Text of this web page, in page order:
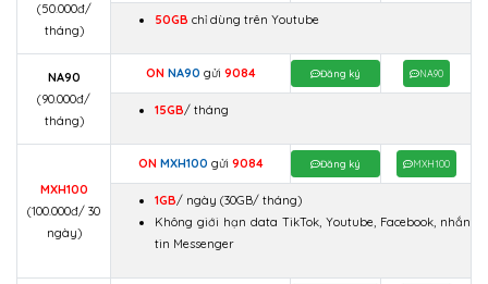
(50.000đ/
tháng)
50GB chỉ dùng trên Youtube
NA90
(90.000đ/
tháng)
ON NA90 gửi 9084 Đăng ký NA90
15GB/ tháng
MXH100
(100.000đ/ 30
ngày)
ON MXH100 gửi 9084 Đăng ký MXH100
1GB/ ngày (30GB/ tháng)
Không giới hạn data TikTok, Youtube, Facebook, nhắn
tin Messenger